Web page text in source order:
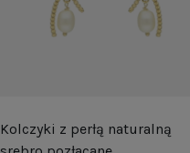
Kolczyki z perłą naturalną